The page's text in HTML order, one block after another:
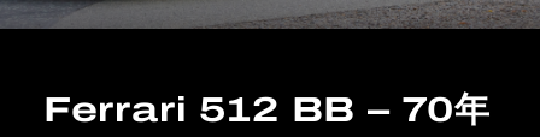
Ferrari 512 BB – 70年